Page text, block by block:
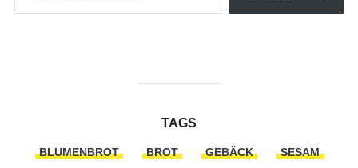
TAGS
BLUMENBROT BROT GEBÄCK SESAM